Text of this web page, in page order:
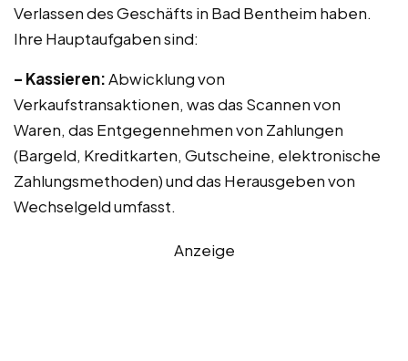
Verlassen des Geschäfts in Bad Bentheim haben.
Ihre Hauptaufgaben sind:
– Kassieren:Abwicklung von
Verkaufstransaktionen, was das Scannen von
Waren, das Entgegennehmen von Zahlungen
(Bargeld, Kreditkarten, Gutscheine, elektronische
Zahlungsmethoden) und das Herausgeben von
Wechselgeld umfasst.
Anzeige